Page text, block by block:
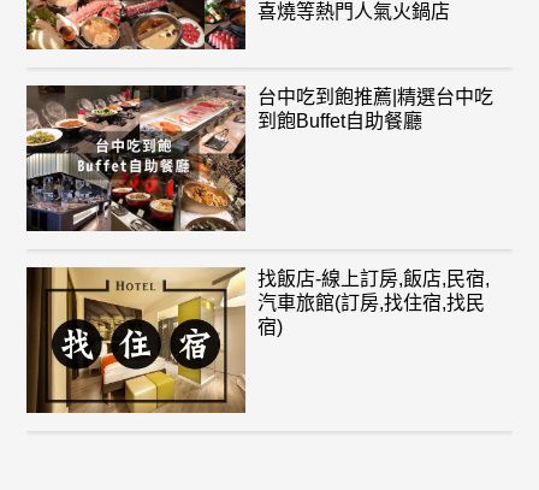
喜燒等熱門人氣火鍋店
台中吃到飽推薦|精選台中吃
到飽Buffet自助餐廳
找飯店-線上訂房,飯店,民宿,
汽車旅館(訂房,找住宿,找民
宿)